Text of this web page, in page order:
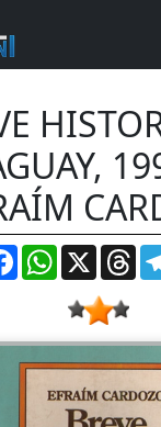
FacebookWhatsApp
X